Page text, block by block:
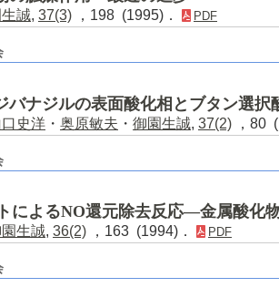
誠, 37(3) ，198 (1995)． PDF
バナジルの表面酸化相とブタン選択
史洋 ・ 奥原敏夫 ・ 御園生誠, 37(2) ，80
によるNO還元除去反応―金属酸化
生誠, 36(2) ，163 (1994)． PDF